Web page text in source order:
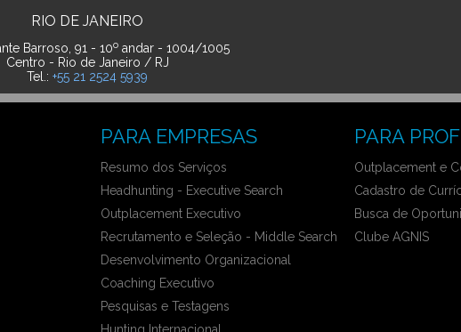
RIO DE JANEIRO
Barroso, 91 - 10oandar - 1004/1005
Centro - Rio de Janeiro / RJ
Tel.: +55 21 2524 5939
PARA EMPRESAS
Resumo dos Serviços
Headhunting - Executive Search
Outplacement Executivo
Recrutamento e Seleção - Middle Search
Desenvolvimento Organizacional
Coaching Executivo
Pesquisas e Testagens
PARA
Outplacement e
Cadastro de
Busca de
Clube AGNIS